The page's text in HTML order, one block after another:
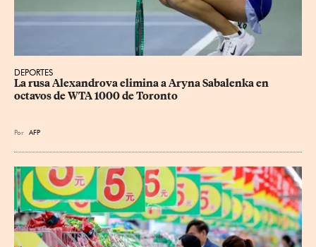
DEPORTES
La rusa Alexandrova elimina a Aryna Sabalenka en
octavos de WTA 1000 de Toronto
Por AFP